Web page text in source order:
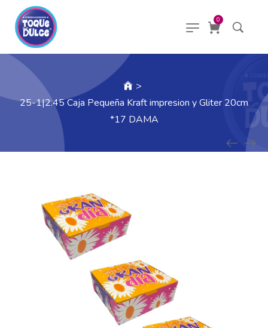
0
>
25-1|2.45 Caja Pequeña Kraft impresion y Gliter 20cm
*17 DAMA